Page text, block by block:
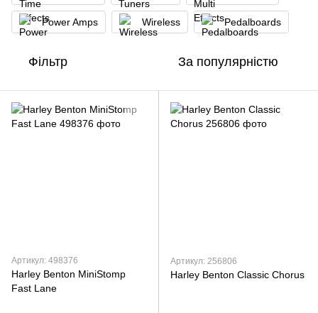
Power Amps Wireless Pedalboards
Фільтр За популярністю
Артикул: 498376
Harley Benton MiniStomp
Fast Lane
Артикул: 256806
Harley Benton Classic Chorus